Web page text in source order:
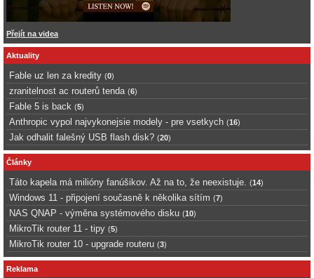
Přejít na videa
Aktuality
Fable uz len za kredity (0)
zranitelnost ac routerů tenda (6)
Fable 5 is back (5)
Anthropic vypol najvykonejsie modely - pre vsetkych (16)
Jak odhalit falešný USB flash disk? (20)
Články
Táto kapela má milióny fanúšikov. Až na to, že neexistuje. (14)
Windows 11 - připojení současně k několika sítím (7)
NAS QNAP - výměna systémového disku (10)
MikroTik router 11 - tipy (5)
MikroTik router 10 - upgrade routeru (3)
Reklama